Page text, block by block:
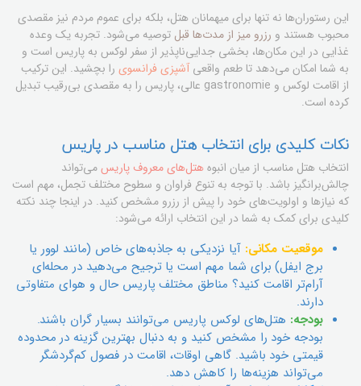
این رستوران‌ها نه تنها برای میهمانان هتل، بلکه برای عموم مردم نیز مقصدی
محبوب هستند و رزرو میز از مدت‌ها قبل توصیه می‌شود. تجربه یک وعده
غذایی در این مکان‌ها، بخشی جدایی‌ناپذیر از سفر لوکس به پاریس است و
به شما امکان می‌دهد تا طعم واقعیآشپزی فرانسوی را بچشید. این ترکیب
از اقامت لوکس و gastronomie عالی، پاریس را به مقصدی بی‌رقیب تبدیل
کرده است.
نکات کلیدی برای انتخاب هتل مناسب در پاریس
انتخاب هتل مناسب از میان انبوههتل‌های معروف پاریسمی‌تواند
چالش‌برانگیز باشد. با توجه به تنوع فراوان و سطوح مختلف تجمل، مهم است
که نیازها و اولویت‌های خود را پیش از رزرو مشخص کنید. در اینجا چند نکته
کلیدی برای کمک به شما در این انتخاب ارائه می‌شود:
موقعیت مکانی: آیا نزدیکی به جاذبه‌های خاص (مانند لوور یا
برج ایفل) برای شما مهم است یا ترجیح می‌دهید در محله‌ای
آرام‌تر اقامت کنید؟ مناطق مختلف پاریس حال و هوای متفاوتی
دارند.
بودجه: هتل‌های لوکس پاریس می‌توانند بسیار گران باشند.
بودجه خود را مشخص کنید و به دنبال بهترین گزینه در محدوده
قیمتی خود باشید. گاهی اوقات، اقامت در فصول کم‌گردشگر
می‌تواند هزینه‌ها را کاهش دهد.